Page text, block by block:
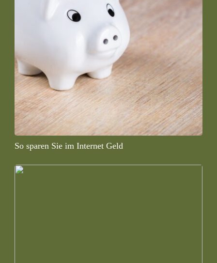
So sparen Sie im Internet Geld